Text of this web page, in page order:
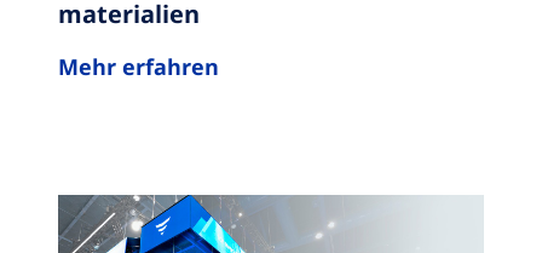
materialien
Mehr erfahren